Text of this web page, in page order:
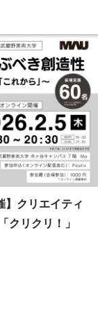
】クリエイティ
クリクリ！」